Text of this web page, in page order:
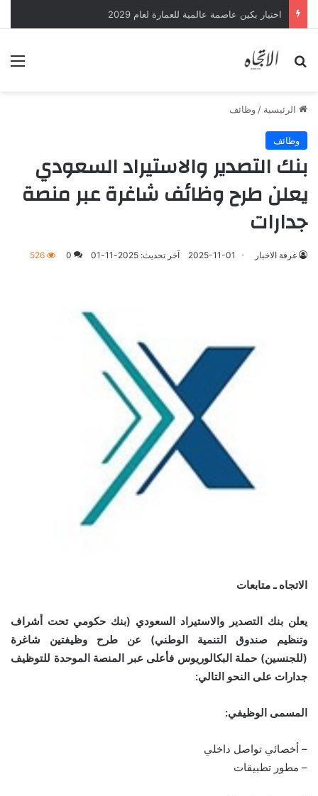
اختيار بكين عاصمة عالمية للعمارة لعام 2029
بحث عن
الرئيسية / وظائف
وظائف
بنك التصدير والاستيراد السعودي
يعلن طرح وظائف شاغرة عبر منصة
جدارات
غرفة الاخبار 2025-11-01 آخر تحديث: 2025-11-01 0
526
الاتجاه ـ متابعات
يعلن بنك التصدير والاستيراد السعودي (بنك حكومي تحت أشراف
وتنظيم صندوق التنمية الوطني) عن طرح وظيفتين شاغرة
(للجنسين) حملة البكالوريوس فأعلى عبر المنصة الموحدة للتوظيف
جدارات على النحو التالي:
المسمى الوظيفي:
– أخصائي تواصل داخلي
– مطور تطبيقات